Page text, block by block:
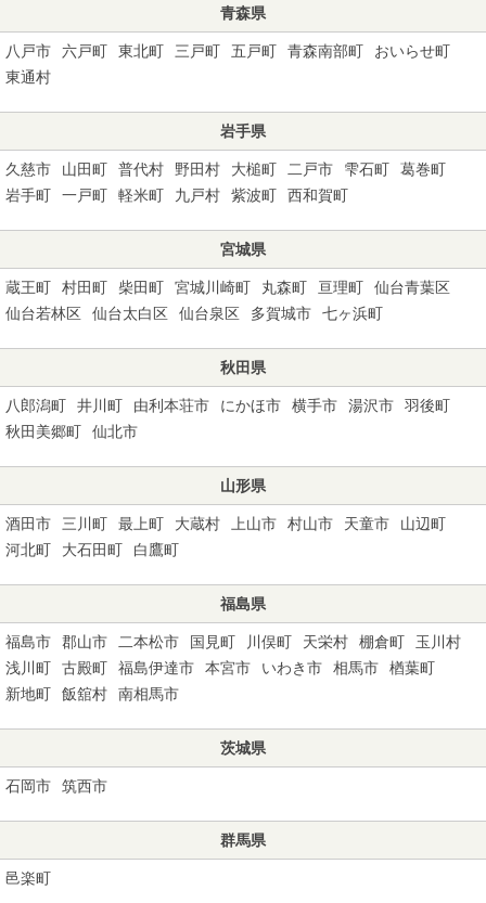
青森県
八戸市 六戸町 東北町 三戸町 五戸町 青森南部町
おいらせ町
東通村
岩手県
久慈市 山田町 普代村 野田村 大槌町 二戸市 雫石町
葛巻町
岩手町
一戸町 軽米町 九戸村 紫波町 西和賀町
宮城県
蔵王町 村田町 柴田町 宮城川崎町 丸森町 亘理町
仙台青葉区
仙台若林区
仙台太白区 仙台泉区 多賀城市 七ヶ浜町
秋田県
八郎潟町 井川町 由利本荘市 にかほ市 横手市 湯沢市
羽後町
秋田美郷町
仙北市
山形県
酒田市 三川町 最上町 大蔵村 上山市 村山市 天童市
山辺町
河北町
大石田町 白鷹町
福島県
福島市 郡山市 二本松市 国見町 川俣町 天栄村 棚倉町
玉川村
浅川町
古殿町 福島伊達市 本宮市 いわき市 相馬市
楢葉町
新地町
飯舘村 南相馬市
茨城県
石岡市 筑西市
群馬県
邑楽町